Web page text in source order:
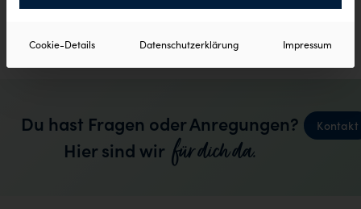
keine Produkte gefunden
Du hast Fragen oder Anregungen?
Hier sind wir für dich da.
Kontakt
Cookie-Details Datenschutzerklärung Impressum